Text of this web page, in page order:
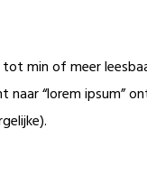
min of meer
“lorem ipsum”